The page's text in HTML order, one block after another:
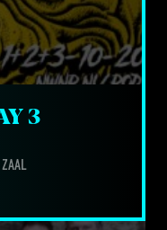
3